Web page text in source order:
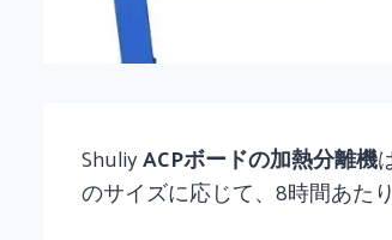
ShuliyACPボードの加熱分離機
のサイズに応じて、8時間あた